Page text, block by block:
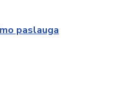
paslauga